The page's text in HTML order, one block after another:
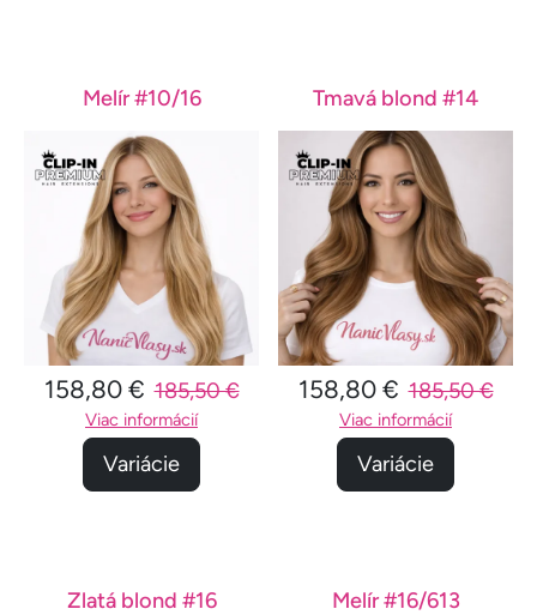
Melír #10/16
158,80 € 185,50 €
Viac informácií
Variácie
Tmavá blond #14
158,80 € 185,50 €
Viac informácií
Variácie
Zlatá blond #16 Melír #16/613